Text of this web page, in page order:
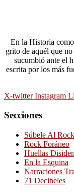
En la Historia
grito de aquél que
sucumbió ante el
escrita por los más
X-twitter Instagram
Secciones
Súbele Al
Rock Foráneo
Huellas
En la Esquina
Narraciones
71 Decibeles